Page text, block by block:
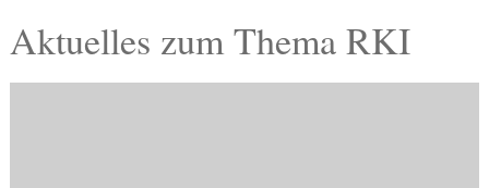
Verkehr
Aktuelles zum Thema RKI